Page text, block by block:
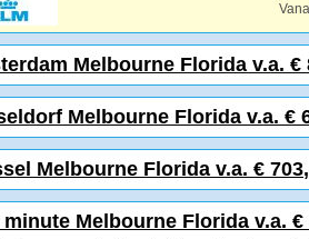
Melbourne Florida v.a. €
Melbourne Florida v.a. €
Melbourne Florida v.a. €
minute Melbourne Florida v.a. €